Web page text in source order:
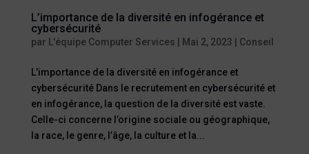
L’importance de la diversité en infogérance et
cybersécurité
par L'équipe Computer Services Mai 2, 2023 Conseil
L’importance de la diversité en infogérance et
cybersécurité Dans le recrutement en cybersécurité et
en infogérance, la question de la diversité est vaste.
Celle-ci concerne l’origine sociale ou géographique,
la race, le genre, l’âge, la culture et la...